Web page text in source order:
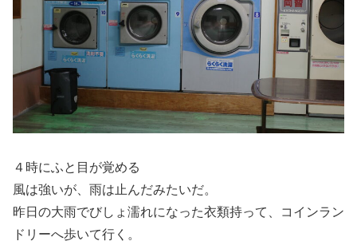
４時にふと目が覚める
風は強いが、雨は止んだみたいだ。
昨日の大雨でびしょ濡れになった衣類持って、コインラン
ドリーへ歩いて行く。